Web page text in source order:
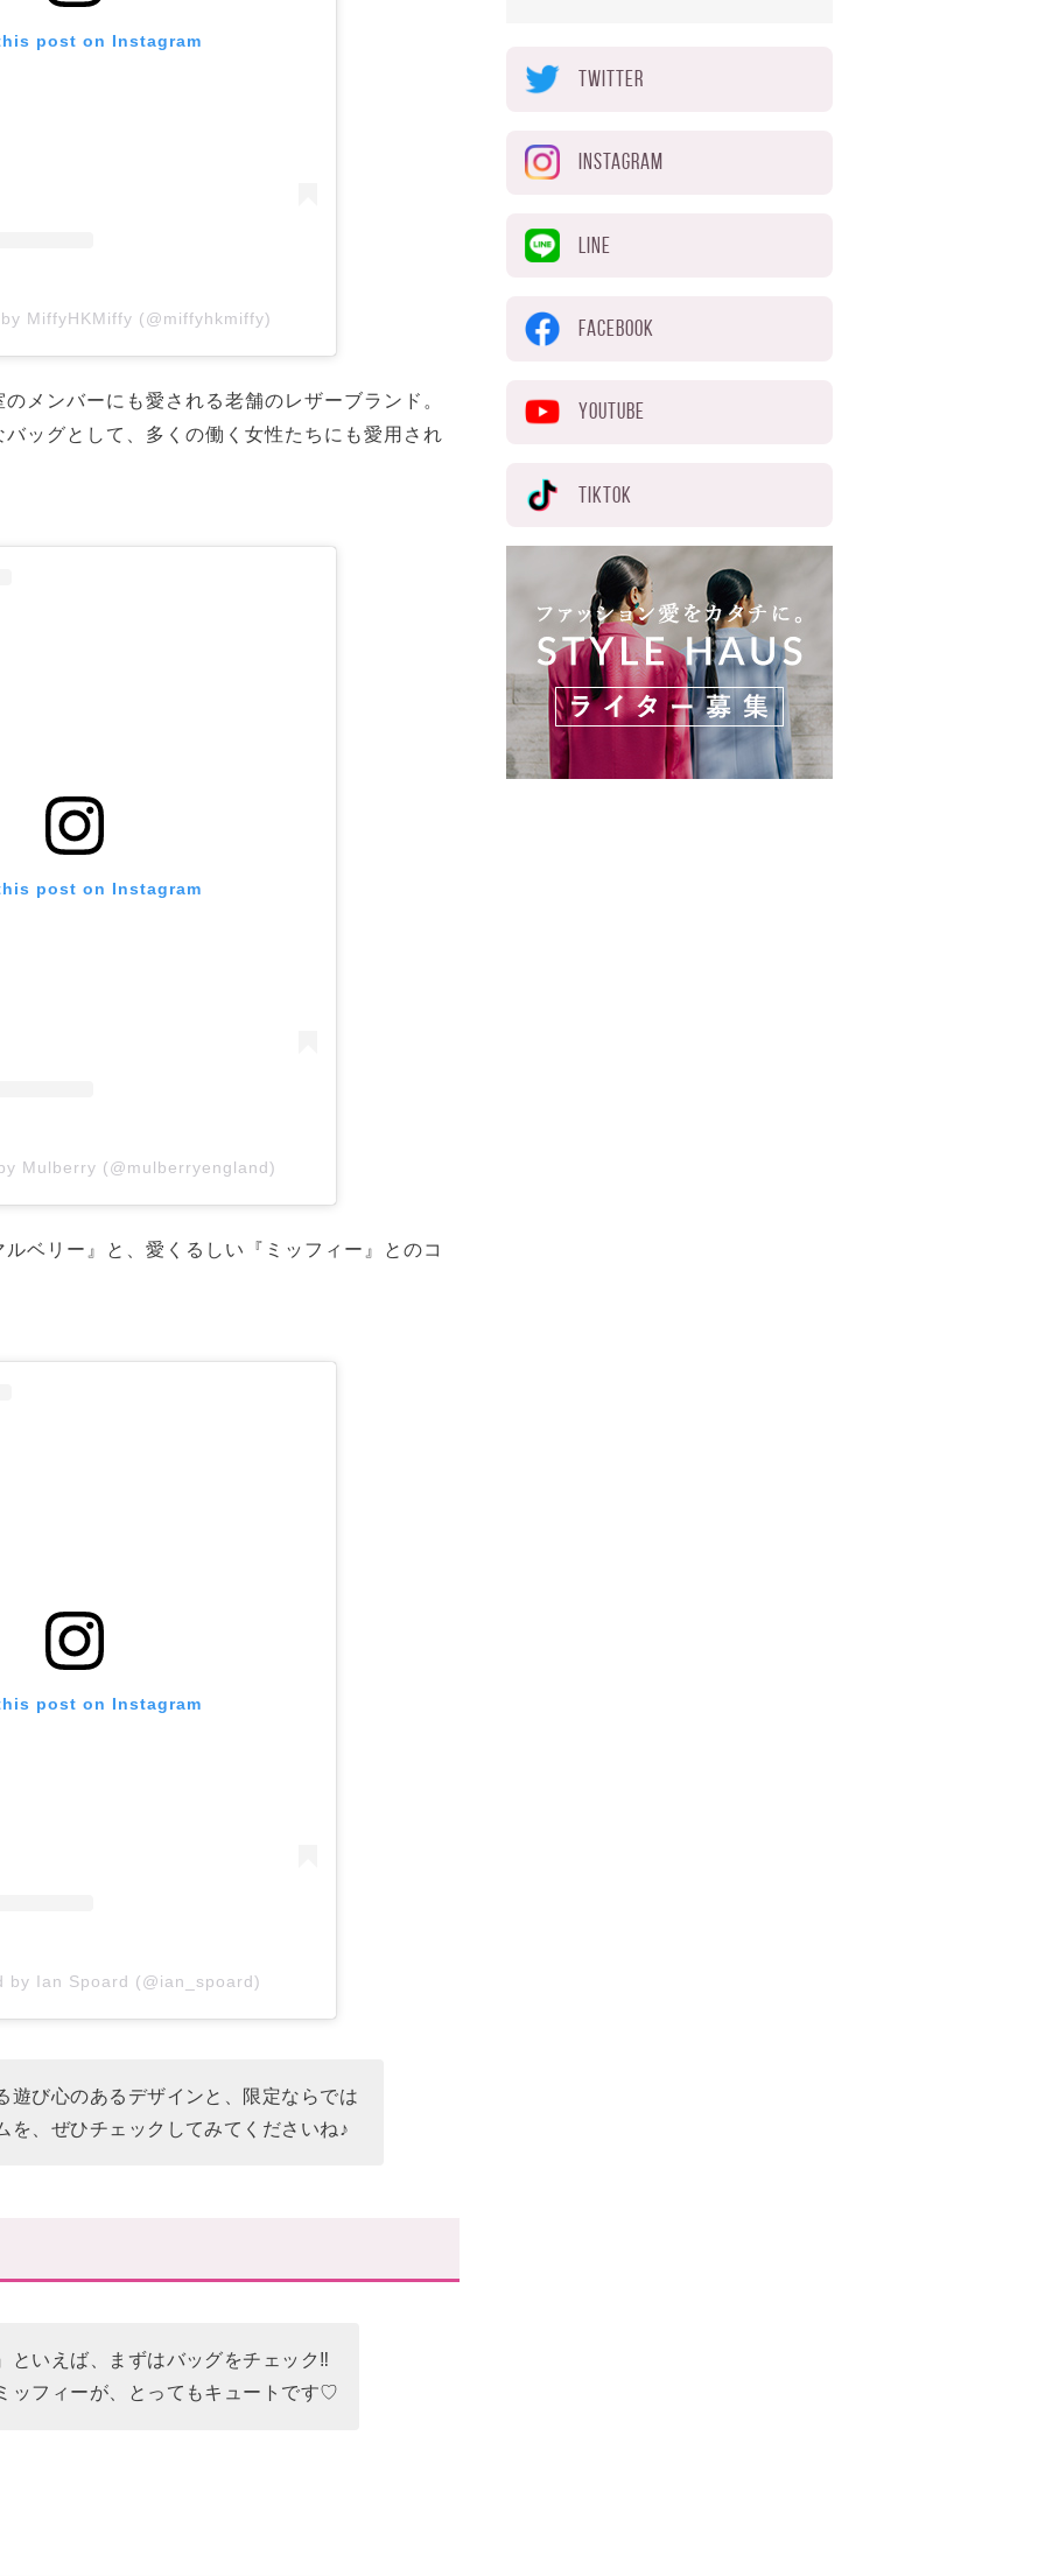
post on Instagram
MiffyHKMiffy (@miffyhkmiffy)
メンバーにも愛される老舗のレザーブランド。
ッグとして、多くの働く女性たちにも愛用され
post on Instagram
Mulberry (@mulberryengland)
ベリー』と、愛くるしい『ミッフィー』とのコ
post on Instagram
by Ian Spoard (@ian_spoard)
遊び心のあるデザインと、限定ならでは
を、ぜひチェックしてみてくださいね♪
といえば、まずはバッグをチェック‼
ッフィーが、とってもキュートです♡
TWITTER
INSTAGRAM
LINE
FACEBOOK
YOUTUBE
TIKTOK